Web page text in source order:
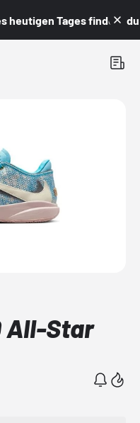
Tages findest du
All-Star